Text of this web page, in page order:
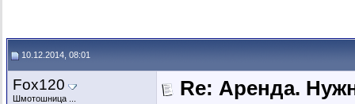
10.12.2014, 08:01
Fox120
Шмотошница ... Re: Аренда.